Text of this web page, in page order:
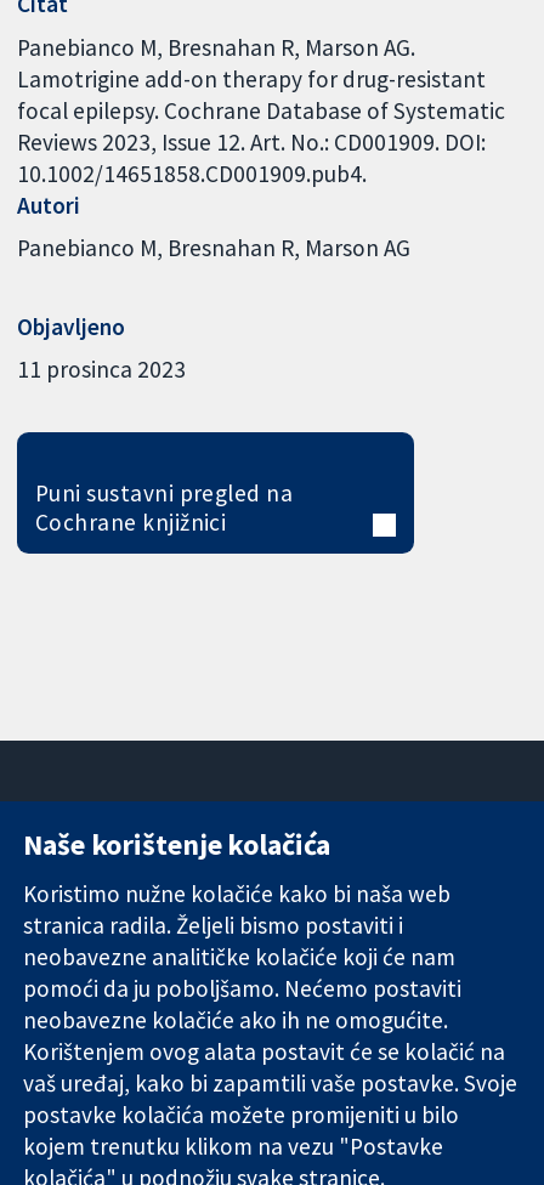
Panebianco M, Bresnahan R, Marson AG.
Lamotrigine add-on therapy for drug-resistant
focal epilepsy. Cochrane Database of Systematic
Reviews 2023, Issue 12. Art. No.: CD001909. DOI:
10.1002/14651858.CD001909.pub4.
Autori
Panebianco M Bresnahan R Marson AG
Objavljeno
11 prosinca 2023
Puni sustavni pregled na
Cochrane knjižnici
Pouzdani dokazi.
Utemeljeni
dokazi.
Bolje zdravlje.
11-13 Cavendish
London
W1G 0AN
Ujedinjeno
Kraljevstvo
Novosti
medije
O nama
Poslovi
Cochrane
Library
The Cochrane Collaboration is a charity (no. 1045921) and a
company limited by guarantee (no. 03044323) registered in
Naše korištenje kolačića
Koristimo nužne kolačiće kako bi naša web
stranica radila. Željeli bismo postaviti i
neobavezne analitičke kolačiće koji će nam
pomoći da ju poboljšamo. Nećemo postaviti
neobavezne kolačiće ako ih ne omogućite.
Korištenjem ovog alata postavit će se kolačić na
vaš uređaj, kako bi zapamtili vaše postavke. Svoje
postavke kolačića možete promijeniti u bilo
kojem trenutku klikom na vezu "Postavke
kolačića" u podnožju svake stranice.